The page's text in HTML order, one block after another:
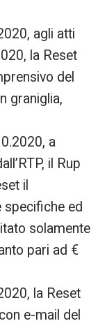
agli atti
la Reset
del
graniglia,
a
il Rup
il
specifiche ed
solamente
pari ad €
la Reset
e-mail del